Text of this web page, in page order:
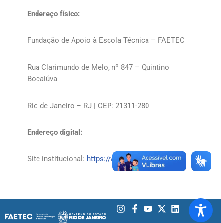
Endereço físico:
Fundação de Apoio à Escola Técnica – FAETEC
Rua Clarimundo de Melo, nº 847 – Quintino
Bocaiúva
Rio de Janeiro – RJ | CEP: 21311-280
Endereço digital:
Site institucional: https://www.faetec.rj.gov.br